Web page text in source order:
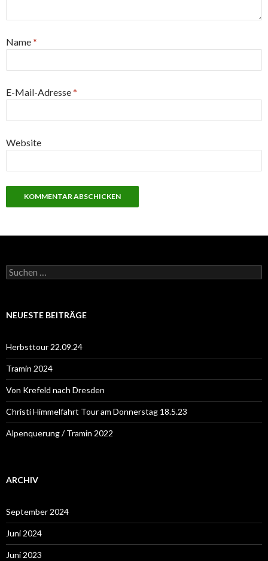
Name*
E-Mail-Adresse*
Website
S
u
e
a
c
h
:
NEUESTE BEITRÄGE
Herbsttour 22.09.24
Tramin 2024
Von Krefeld nach Dresden
Christi Himmelfahrt Tour am Donnerstag 18.5.23
Alpenquerung / Tramin 2022
ARCHIV
September 2024
Juni 2024
Juni 2023